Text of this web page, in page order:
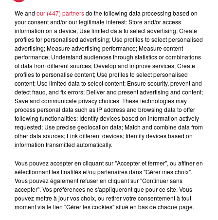
Les 10, 11, 15, 17 et 18 août 2019
la fête, lors de ces soirées exceptionnelles pour faire
revivre les bals populaires alsaciens traditionnels.
Venez profiter de ces douces soirées d’été pour faire un
bond dans le temps et croiser des personnages hauts en
couleur : ambiance musicale rétro avec la Guinguette du
Rhin !
Au programme :animations d'antan, stands de jeux
traditionnels, possibilité de restauration, confiseries…
et bien sûr notrechapiteau coloré et sa piste de danse
déhanchés !
A ne pas manquer : l’élection du meilleur couple rétro
costumé de la soirée !
We and our (447) partnersdo the following data processing based on
your consent and/or our legitimate interest: Store and/or access
information on a device; Use limited data to select advertising; Create
profiles for personalised advertising; Use profiles to select personalised
advertising; Measure advertising performance; Measure content
performance; Understand audiences through statistics or combinations
of data from different sources; Develop and improve services; Create
profiles to personalise content; Use profiles to select personalised
content; Use limited data to select content; Ensure security, prevent and
detect fraud, and fix errors; Deliver and present advertising and content;
Save and communicate privacy choices. These technologies may
process personal data such as IP address and browsing data to offer
following functionalities: Identify devices based on information actively
requested; Use precise geolocation data; Match and combine data from
other data sources; Link different devices; Identify devices based on
information transmitted automatically.
Vous pouvez accepter en cliquant sur "Accepter et fermer", ou affiner en
sélectionnant les finalités et/ou partenaires dans "Gérer mes choix".
Vous pouvez également refuser en cliquant sur "Continuer sans
accepter". Vos préférences ne s'appliqueront que pour ce site. Vous
pouvez mettre à jour vos choix, ou retirer votre consentement à tout
moment via le lien "Gérer les cookies" situé en bas de chaque page.